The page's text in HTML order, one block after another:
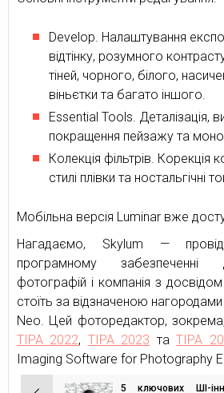
Develop. Налаштування
відтінку, розумного
тіней, чорного, білого,
віньєтки та багато іншого.
Essential Tools. Деталізація,
покращення пейзажу та
Колекція фільтрів. Корекція
стилі плівки та ностальгічні
Мобільна версія Luminar вже
Нагадаємо, Skylum —
програмному забезпеченні
фотографій і компанія з
стоїть за відзначеною
Neo. Цей фоторедактор,
TIPA 2022, TIPA 2023 таTIPA
Imaging Software for Photography
5 ключових ШІ-